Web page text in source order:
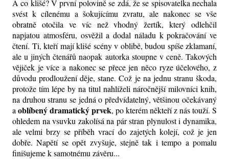
A co klišé? V první polovině se zdá, že se spisovatelka nechala
svést k cílenému a šokujícímu zvratu, ale nakonec se vše
obratně otočila ve víc než vhodný žertík, který odlehčil
napjatou atmosféru, osvěžil a dodal náladu k pokračování ve
čtení. Ti, kteří mají klišé scény v oblibě, budou spíše zklamaní,
ale u jiných čtenářů naopak autorka stoupne v ceně. Takových
vějiček je více a nakonec se přece jen něco ryze účelového, z
důvodu prodloužení děje, stane. Což je na jednu stranu škoda,
protože tím lépe by na titul nahlíželi náročnější milovníci knih,
na druhou stranu se jedná o předvídatelný, většinou očekávaný
a oblíbený dramatický prvek, po kterém někteří z nás touží. S
ohledem na vsuvku zakolísá na pár stran plynulost i dynamika,
ale velmi brzy se příběh vrací do zajetých kolejí, což je jen
dobře. Napětí se opět zvyšuje, stejně tak i tempo a pomalu
finišujeme k samotnému závěru...